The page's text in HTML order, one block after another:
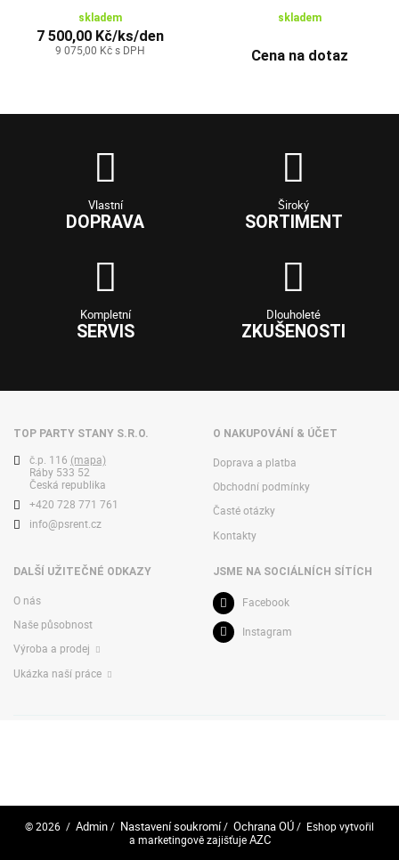
skladem
7 500,00 Kč/ks/den
9 075,00 Kč s DPH
skladem
Cena na dotaz
Vlastní
DOPRAVA
Široký
SORTIMENT
Kompletní
SERVIS
Dlouholeté
ZKUŠENOSTI
TOP PARTY STANY S.R.O.
č.p. 116 (mapa)
Ráby 533 52
Česká republika
+420 728 771 761
info@psrent.cz
O NAKUPOVÁNÍ & ÚČET
Doprava a platba
Obchodní podmínky
Časté otázky
Kontakty
DALŠÍ UŽITEČNÉ ODKAZY
O nás
Naše působnost
Výroba a prodej
Ukázka naší práce
JSME NA SOCIÁLNÍCH SÍTÍCH
Facebook
Instagram
© 2026 / Admin/ Nastavení soukromí/ Ochrana OÚ/ Eshop vytvořil
a marketingově zajišťujeAZC